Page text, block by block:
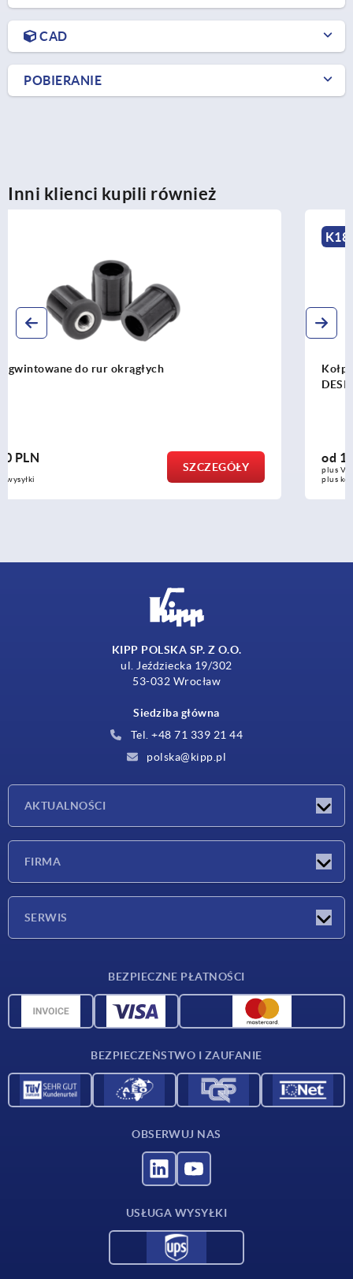
CAD
POBIERANIE
Inni klienci kupili również
Kołpaki ochronne ze stali nierdzewnej w wersji Hygienic
od
plus koszty wysyłki
SZCZEGÓŁY
KIPP POLSKA SP. Z O.O.
ul. Jeździecka 19/302
53-032 Wrocław
Siedziba główna
Tel. +48 71 339 21 44
polska@kipp.pl
AKTUALNOŚCI
FIRMA
SERWIS
Dane CAD
BEZPIECZNE PŁATNOŚCI
BEZPIECZEŃSTWO I ZAUFANIE
OBSERWUJ NAS
USŁUGA WYSYŁKI